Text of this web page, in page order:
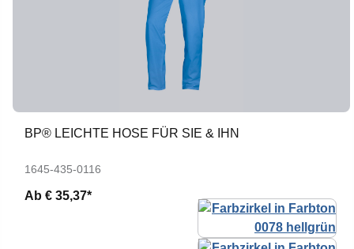
BP® LEICHTE HOSE FÜR SIE & IHN
1645-435-0116
Ab € 35,37*